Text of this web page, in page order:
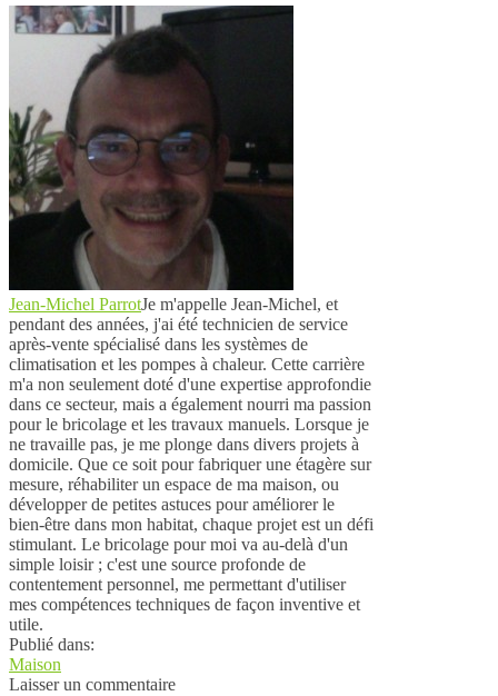
Jean-Michel ParrotJe m'appelle Jean-Michel, et
pendant des années, j'ai été technicien de service
après-vente spécialisé dans les systèmes de
climatisation et les pompes à chaleur. Cette carrière
m'a non seulement doté d'une expertise approfondie
dans ce secteur, mais a également nourri ma passion
pour le bricolage et les travaux manuels. Lorsque je
ne travaille pas, je me plonge dans divers projets à
domicile. Que ce soit pour fabriquer une étagère sur
mesure, réhabiliter un espace de ma maison, ou
développer de petites astuces pour améliorer le
bien-être dans mon habitat, chaque projet est un défi
stimulant. Le bricolage pour moi va au-delà d'un
simple loisir ; c'est une source profonde de
contentement personnel, me permettant d'utiliser
mes compétences techniques de façon inventive et
utile.
Publié dans:
Maison
Laisser un commentaire